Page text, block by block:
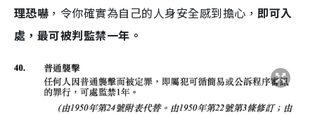
理恐嚇 ，令你確實為自己的人身安全感到擔心，即可入
處，最可被判監禁一年。